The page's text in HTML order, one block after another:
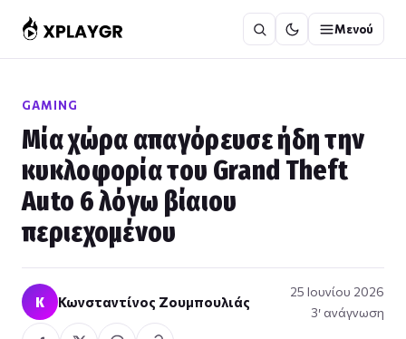
στο
περιεχόμενο
Μενού
GAMING
Mία χώρα απαγόρευσε ήδη την
κυκλοφορία του Grand Theft
Auto 6 λόγω βίαιου
περιεχομένου
Κ Κωνσταντίνος Ζουμπουλιάς
25 Ιουνίου 2026
3′ ανάγνωση